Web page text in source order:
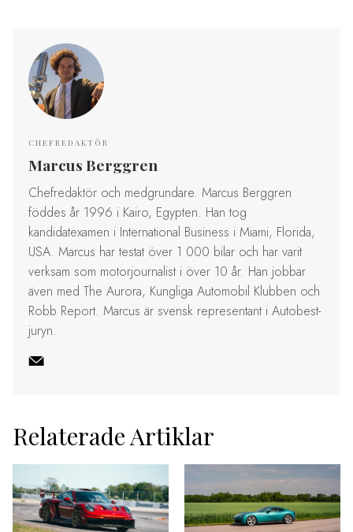
CHEFREDAKTÖR
Marcus Berggren
Chefredaktör och medgrundare. Marcus Berggren
föddes år 1996 i Kairo, Egypten. Han tog
kandidatexamen i International Business i Miami, Florida,
USA. Marcus har testat över 1 000 bilar och har varit
verksam som motorjournalist i över 10 år. Han jobbar
även med The Aurora, Kungliga Automobil Klubben och
Robb Report. Marcus är svensk representant i Autobest-
juryn.
Relaterade Artiklar